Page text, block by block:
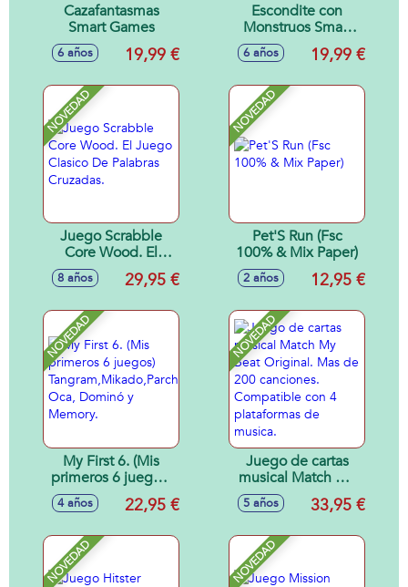
Cazafantasmas
Smart Games
6 años 19,99 €
Escondite con
Monstruos Smart
Games
6 años 19,99 €
NOVEDAD
Juego Scrabble
Core Wood. El
Juego Clasico De
Palabras Cruzadas.
8 años 29,95 €
NOVEDAD
Pet'S Run (Fsc
100% & Mix Paper)
2 años 12,95 €
NOVEDAD
My First 6. (Mis
primeros 6 juegos)
Tangram,Mikado,Parchís,
Oca, Dominó y
4 años 22,95 €
NOVEDAD
Juego de cartas
musical Match My
Beat Original. Mas
de 200 canciones.
plataformas de
musica.
5 años 33,95 €
NOVEDAD NOVEDAD